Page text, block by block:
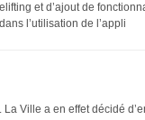
et d’ajout de
l’utilisation de l’appli
Ville a en effet décidé